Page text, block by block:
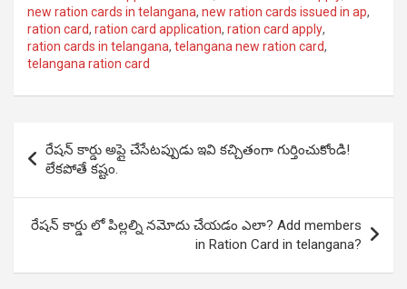
new ration cards in telangana, new ration cards issued in ap,
ration card, ration card application, ration card apply,
ration cards in telangana, telangana new ration card,
telangana ration card
navigation
రేషన్ కార్డు అప్లై చేసేటప్పుడు ఇవి కచ్చితంగా గుర్తించుకోండి!
లేకపోతే కష్టం.
రేషన్ కార్డు లో పిల్లల్ని నమోదు చేయడం ఎలా? Add members
in Ration Card in telangana?